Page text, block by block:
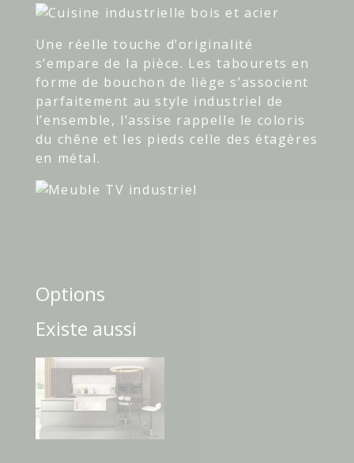
Une réelle touche d’originalité
s’empare de la pièce. Les tabourets en
forme de bouchon de liège s’associent
parfaitement au style industriel de
l’ensemble, l’assise rappelle le coloris
du chêne et les pieds celle des étagères
en métal.
Options
Existe aussi